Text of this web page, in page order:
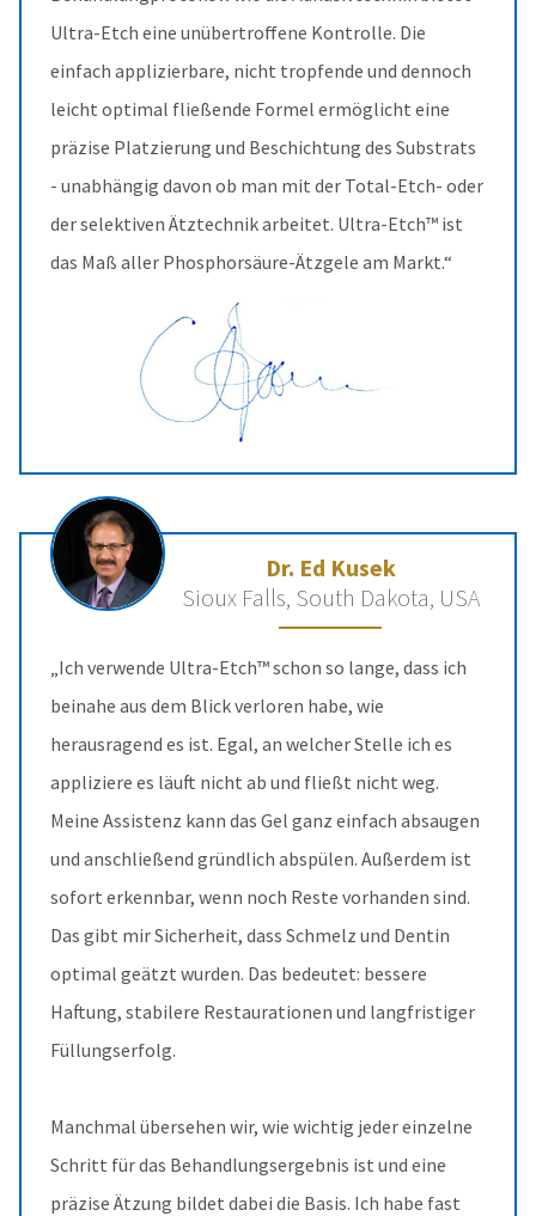
Ultra-Etch eine unübertroffene Kontrolle. Die
einfach applizierbare, nicht tropfende und dennoch
leicht optimal fließende Formel ermöglicht eine
präzise Platzierung und Beschichtung des Substrats
- unabhängig davon ob man mit der Total-Etch- oder
der selektiven Ätztechnik arbeitet. Ultra-Etch™ ist
das Maß aller Phosphorsäure-Ätzgele am Markt.“
Dr. Ed Kusek
Sioux Falls, South Dakota, USA
„Ich verwende Ultra-Etch™ schon so lange, dass ich
beinahe aus dem Blick verloren habe, wie
herausragend es ist. Egal, an welcher Stelle ich es
appliziere es läuft nicht ab und fließt nicht weg.
Meine Assistenz kann das Gel ganz einfach absaugen
und anschließend gründlich abspülen. Außerdem ist
sofort erkennbar, wenn noch Reste vorhanden sind.
Das gibt mir Sicherheit, dass Schmelz und Dentin
optimal geätzt wurden. Das bedeutet: bessere
Haftung, stabilere Restaurationen und langfristiger
Füllungserfolg.
Manchmal übersehen wir, wie wichtig jeder einzelne
Schritt für das Behandlungsergebnis ist und eine
präzise Ätzung bildet dabei die Basis. Ich habe fast